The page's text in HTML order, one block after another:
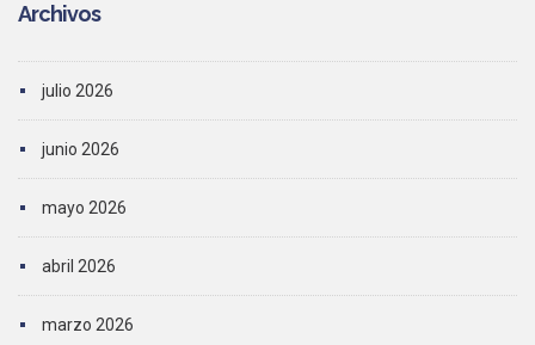
Archivos
julio 2026
junio 2026
mayo 2026
abril 2026
marzo 2026